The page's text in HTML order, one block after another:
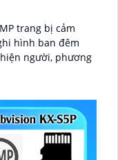
trang bị cảm
hình ban đêm